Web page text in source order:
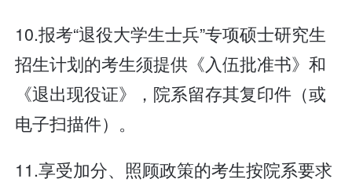
10.报考“退役大学生士兵”专项硕士研究生
招生计划的考生须提供《入伍批准书》和
《退出现役证》，院系留存其复印件（或
电子扫描件）。
11.享受加分、照顾政策的考生按院系要求